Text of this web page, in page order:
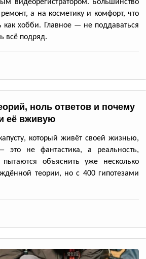
видеорегистратором. Большинство
а на косметику и комфорт, что
как хобби. Главное — не поддаваться
всё подряд.
ноль ответов и почему
её вживую
который живёт своей жизнью,
это не фантастика, а реальность,
объяснить уже несколько
теории, но с 400 гипотезами